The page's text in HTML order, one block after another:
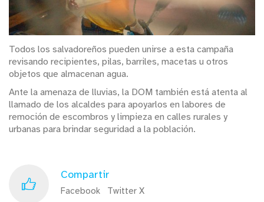
Todos los salvadoreños pueden unirse a esta campaña
revisando recipientes, pilas, barriles, macetas u otros
objetos que almacenan agua.
Ante la amenaza de lluvias, la DOM también está atenta al
llamado de los alcaldes para apoyarlos en labores de
remoción de escombros y limpieza en calles rurales y
urbanas para brindar seguridad a la población.
Compartir
Facebook Twitter X